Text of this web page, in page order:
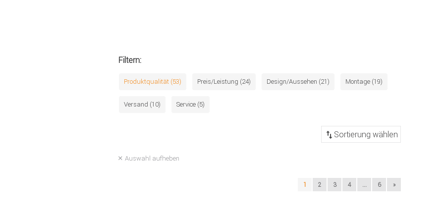
Filtern:
Produktqualität (53) Preis/Leistung (24) Design/Aussehen (21) Montage (19)
Versand (10) Service (5)
Auswahl aufheben
1 2 3 4 ... 6 »